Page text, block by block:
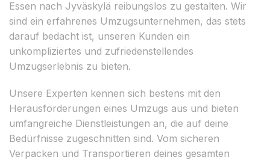
Essen nach Jyväskylä reibungslos zu gestalten. Wir
sind ein erfahrenes Umzugsunternehmen, das stets
darauf bedacht ist, unseren Kunden ein
unkompliziertes und zufriedenstellendes
Umzugserlebnis zu bieten.
Unsere Experten kennen sich bestens mit den
Herausforderungen eines Umzugs aus und bieten
umfangreiche Dienstleistungen an, die auf deine
Bedürfnisse zugeschnitten sind. Vom sicheren
Verpacken und Transportieren deines gesamten